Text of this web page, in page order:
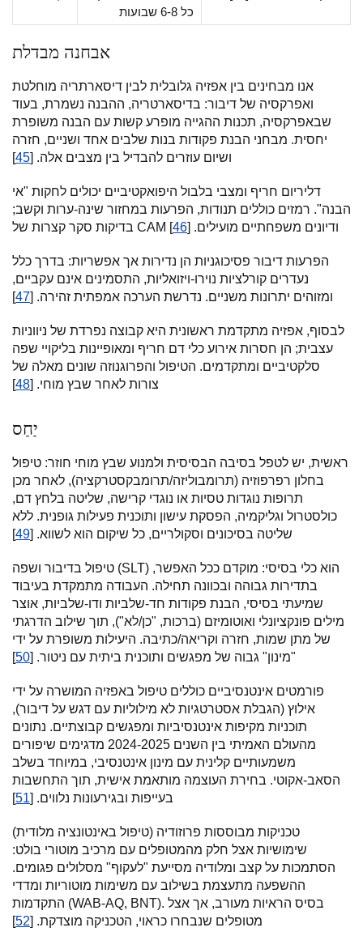
כל 6-8 שבועות
אבחנה מבדלת
אנו מבחינים בין אפזיה גלובלית לבין דיסארתריה מוחלטת
ואפרקסיה של דיבור: בדיסארטריה, ההבנה נשמרת, בעוד
שבאפרקסיה, תכנות ההגייה מופרע קשות עם הבנה משופרת
יחסית. מבחני הבנת פקודות בנות שלבים אחד ושניים, חזרה
ושיום עוזרים להבדיל בין מצבים אלה. [45
]
דליריום חריף ומצבי בלבול היפואקטיביים יכולים לחקות "אי
הבנה". רמזים כוללים תנודות, הפרעות במחזור שינה-ערות וקשב;
בדיקות סקר קצרות של CAM ודיונים משפחתיים מועילים. [46
]
הפרעות דיבור פסיכוגניות הן נדירות אך אפשריות: בדרך כלל
נעדרים קורלציות נוירו-ויזואליות, התסמינים אינם עקביים,
ומזוהים יתרונות משניים. נדרשת הערכה אמפתית זהירה. [47
]
לבסוף, אפזיה מתקדמת ראשונית היא קבוצה נפרדת של ניווניות
עצבית; הן חסרות אירוע כלי דם חריף ומאופיינות בליקויי שפה
סלקטיביים ומתקדמים. הטיפול והפרוגנוזה שונים מאלה של
צורות לאחר שבץ מוחי. [48
]
יַחַס
ראשית, יש לטפל בסיבה הבסיסית ולמנוע שבץ מוחי חוזר: טיפול
בחלון רפרפוזיה (תרומבוליזה/תרומבקסטרקציה), לאחר מכן
תרופות נוגדות טסיות או נוגדי קרישה, שליטה בלחץ דם,
כולסטרול וגליקמיה, הפסקת עישון ותוכנית פעילות גופנית. ללא
שליטה בסיכונים וסקולריים, כל שיקום הוא לשווא. [49
]
טיפול בדיבור ושפה (SLT) הוא כלי בסיסי: מוקדם ככל האפשר,
בתדירות גבוהה ובכוונה תחילה. העבודה מתמקדת בעיבוד
שמיעתי בסיסי, הבנת פקודות חד-שלביות ודו-שלביות, אוצר
מילים פונקציונלי ואוטומיזם (ברכות, "כן/לא"), תוך שילוב הדרגתי
של מתן שמות, חזרה וקריאה/כתיבה. היעילות משופרת על ידי
"מינון" גבוה של מפגשים ותוכנית ביתית עם ניטור. [50
]
פורמטים אינטנסיביים כוללים טיפול באפזיה המושרה על ידי
אילוץ (הגבלת אסטרטגיות לא מילוליות עם דגש על דיבור),
תוכניות מקיפות אינטנסיביות ומפגשים קבוצתיים. נתונים
מהעולם האמיתי בין השנים 2024-2025 מדגימים שיפורים
משמעותיים קלינית עם מינון אינטנסיבי, במיוחד בשלב
הסאב-אקוטי. בחירת העוצמה מותאמת אישית, תוך התחשבות
בעייפות ובגירעונות נלווים. [51
]
טכניקות מבוססות פרוזודיה (טיפול באינטונציה מלודית)
שימושיות אצל חלק מהמטופלים עם מרכיב מוטורי בולט:
הסתמכות על קצב ומלודיה מסייעת "לעקוף" מסלולים פגומים.
ההשפעה מתעצמת בשילוב עם משימות מוטוריות ומדדי
התקדמות (WAB-AQ, BNT). בסיס הראיות מעורב, אך אצל
מטופלים שנבחרו כראוי, הטכניקה מוצדקת. [52
]